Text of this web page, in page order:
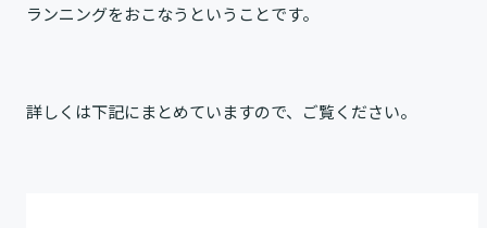
ランニングをおこなうということです。
詳しくは下記にまとめていますので、ご覧ください。